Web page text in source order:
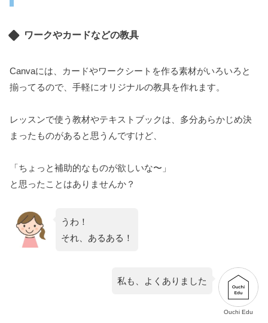
ワークやカードなどの教具
Canvaには、カードやワークシートを作る素材がいろいろと
揃ってるので、手軽にオリジナルの教具を作れます。
レッスンで使う教材やテキストブックは、多分あらかじめ決
まったものがあると思うんですけど、
「ちょっと補助的なものが欲しいな〜」
と思ったことはありませんか？
うわ！
それ、あるある！
Ouchi Edu
私も、よくありました